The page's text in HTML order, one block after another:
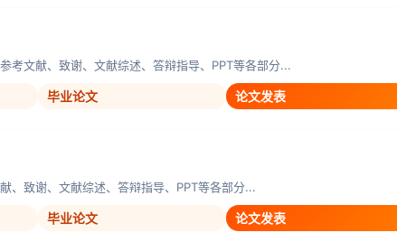
考文献、致谢、文献综述、答辩指导、PPT等各部分...
毕业论文 论文发表
、致谢、文献综述、答辩指导、PPT等各部分...
毕业论文 论文发表